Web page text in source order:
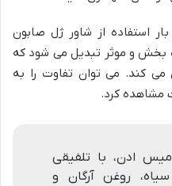
استفاده از شاور ژل صابون
و موثر تبدیل می شود که
کند. می توان تفاوت را به
مشاهده کرد.
ادن، با تلفیقی
روغن آرگان و